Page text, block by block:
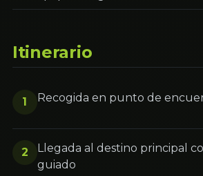
Itinerario
1 Recogida en punto de
2
Llegada al destino principal
guiado